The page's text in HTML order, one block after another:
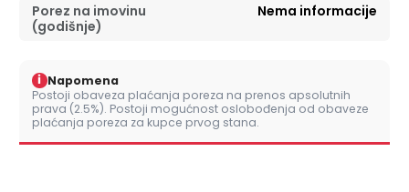
Porez na imovinu
(godišnje)
Nema informacije
i Napomena
Postoji obaveza plaćanja poreza na prenos apsolutnih
prava (2.5%). Postoji mogućnost oslobođenja od obaveze
plaćanja poreza za kupce prvog stana.